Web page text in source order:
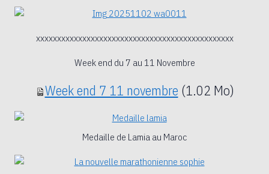
xxxxxxxxxxxxxxxxxxxxxxxxxxxxxxxxxxxxxxxxxxxxxxx
Week end du 7 au 11 Novembre
Week end 7 11 novembre (1.02 Mo)
Medaille de Lamia au Maroc